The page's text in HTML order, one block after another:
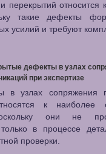
перекрытий относится
такие дефекты
усилий и требуют
дефекты в узлах
при экспертизе
в узлах сопряжения
к
они не
в процессе
проверки.